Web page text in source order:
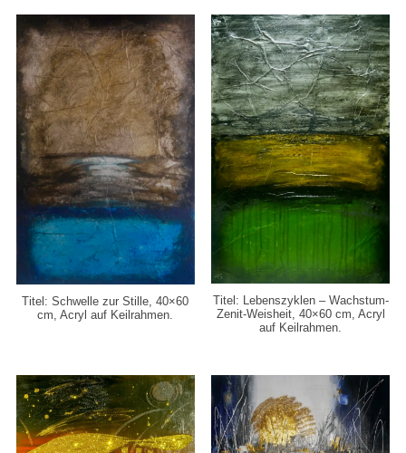
Titel: Schwelle zur Stille, 40×60
cm,Acryl auf Keilrahmen.
Titel: Lebenszyklen – Wachstum-
Zenit-Weisheit, 40×60 cm, Acryl
auf Keilrahmen.